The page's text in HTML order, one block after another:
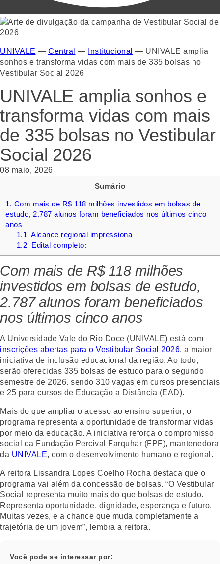
UNIVALE — Central — Institucional — UNIVALE amplia
sonhos e transforma vidas com mais de 335 bolsas no
Vestibular Social 2026
UNIVALE amplia sonhos e
transforma vidas com mais
de 335 bolsas no Vestibular
Social 2026
08 maio, 2026
Sumário
1. Com mais de R$ 118 milhões investidos em bolsas de
estudo, 2.787 alunos foram beneficiados nos últimos cinco
anos
1.1. Alcance regional impressiona
1.2. Edital completo:
Com mais de R$ 118 milhões
investidos em bolsas de estudo,
2.787 alunos foram beneficiados
nos últimos cinco anos
A Universidade Vale do Rio Doce (UNIVALE) está com
inscrições abertas para o Vestibular Social 2026, a maior
iniciativa de inclusão educacional da região. Ao todo,
serão oferecidas 335 bolsas de estudo para o segundo
semestre de 2026, sendo 310 vagas em cursos presenciais
e 25 para cursos de Educação a Distância (EAD).
Mais do que ampliar o acesso ao ensino superior, o
programa representa a oportunidade de transformar vidas
por meio da educação. A iniciativa reforça o compromisso
social da Fundação Percival Farquhar (FPF), mantenedora
da UNIVALE, com o desenvolvimento humano e regional.
A reitora Lissandra Lopes Coelho Rocha destaca que o
programa vai além da concessão de bolsas. “O Vestibular
Social representa muito mais do que bolsas de estudo.
Representa oportunidade, dignidade, esperança e futuro.
Muitas vezes, é a chance que muda completamente a
trajetória de um jovem”, lembra a reitora.
Você pode se interessar por: